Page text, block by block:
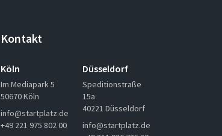
Kontakt
Köln
Im Mediapark 5
50670 Köln
info@startplatz.de
+49 221 975 802 00
Düsseldorf
Speditionstraße
15a
40221 Düsseldorf
info@startplatz.de